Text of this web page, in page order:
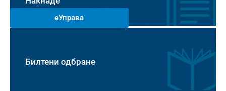
еУправа
Билтени одбране